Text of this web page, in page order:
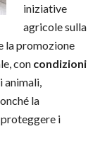
iniziative
agricole sulla
la promozione
con condizioni
animali,
la
proteggere i